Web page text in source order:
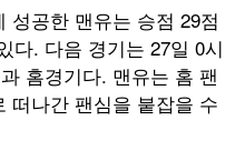
성공한 맨유는 승점 29점
다. 다음 경기는 27일 0시
홈경기다. 맨유는 홈 팬
떠나간 팬심을 붙잡을 수